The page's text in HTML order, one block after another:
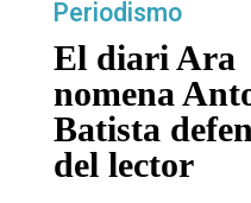
El diari Ara
nomena
Batista
del lector
Periodismo